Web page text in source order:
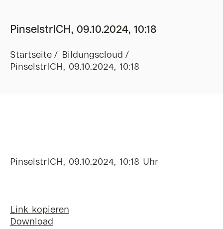
PinselstrICH, 09.10.2024, 10:18
Startseite
Bildungscloud
PinselstrICH, 09.10.2024, 10:18
PinselstrICH, 09.10.2024, 10:18 Uhr
Link kopieren
Download